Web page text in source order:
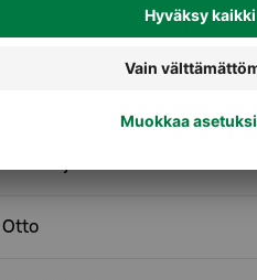
Ekopiste - Metalli
Otto